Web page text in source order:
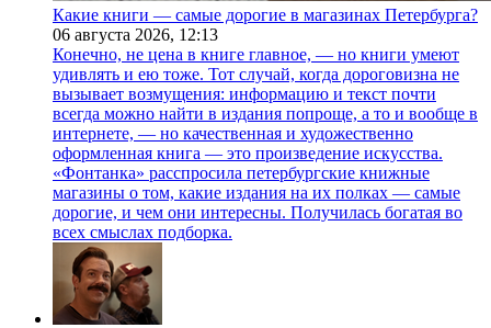
Какие книги — самые дорогие в магазинах Петербурга?
06 августа 2026, 12:13
Конечно, не цена в книге главное, — но книги умеют
удивлять и ею тоже. Тот случай, когда дороговизна не
вызывает возмущения: информацию и текст почти
всегда можно найти в издания попроще, а то и вообще в
интернете, — но качественная и художественно
оформленная книга — это произведение искусства.
«Фонтанка» расспросила петербургские книжные
магазины о том, какие издания на их полках — самые
дорогие, и чем они интересны. Получилась богатая во
всех смыслах подборка.